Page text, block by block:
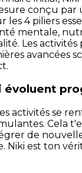
conçu par
les 4 piliers
mentale,
Les activités
avancées
évoluent
activités se
Cela
de
Niki est ton